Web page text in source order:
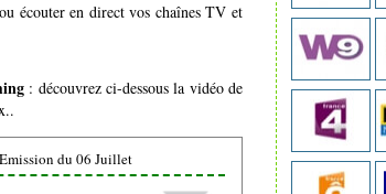
écouter en direct vos chaînes TV et
: découvrez ci-dessous la vidéo de
Emission du 06 Juillet